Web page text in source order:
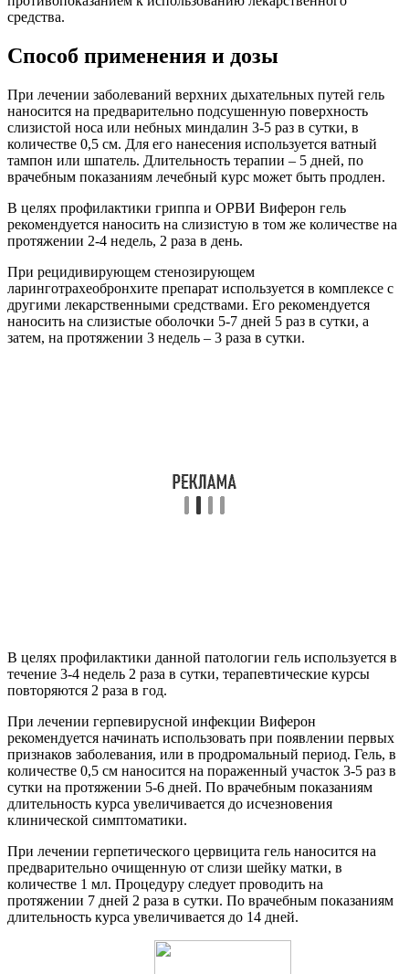
средства.
Способ применения и дозы
При лечении заболеваний верхних дыхательных путей гель
наносится на предварительно подсушенную поверхность
слизистой носа или небных миндалин 3-5 раз в сутки, в
количестве 0,5 см. Для его нанесения используется ватный
тампон или шпатель. Длительность терапии – 5 дней, по
врачебным показаниям лечебный курс может быть продлен.
В целях профилактики гриппа и ОРВИ Виферон гель
рекомендуется наносить на слизистую в том же количестве на
протяжении 2-4 недель, 2 раза в день.
При рецидивирующем стенозирующем
ларинготрахеобронхите препарат используется в комплексе с
другими лекарственными средствами. Его рекомендуется
наносить на слизистые оболочки 5-7 дней 5 раз в сутки, а
затем, на протяжении 3 недель – 3 раза в сутки.
В целях профилактики данной патологии гель используется в
течение 3-4 недель 2 раза в сутки, терапевтические курсы
повторяются 2 раза в год.
При лечении герпевирусной инфекции Виферон
рекомендуется начинать использовать при появлении первых
признаков заболевания, или в продромальный период. Гель, в
количестве 0,5 см наносится на пораженный участок 3-5 раз в
сутки на протяжении 5-6 дней. По врачебным показаниям
длительность курса увеличивается до исчезновения
клинической симптоматики.
При лечении герпетического цервицита гель наносится на
предварительно очищенную от слизи шейку матки, в
количестве 1 мл. Процедуру следует проводить на
протяжении 7 дней 2 раза в сутки. По врачебным показаниям
длительность курса увеличивается до 14 дней.